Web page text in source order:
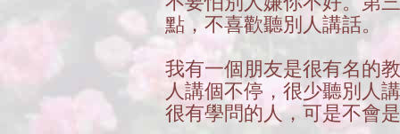
點，不喜歡聽別人講話。
我有一個朋友是很有名的
人講個不停，很少聽別人
很有學問的人，可是不會